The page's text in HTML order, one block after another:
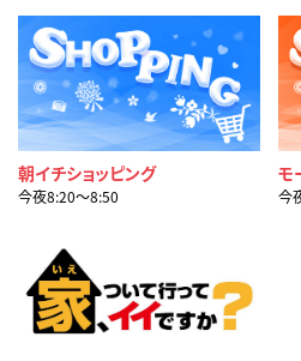
朝イチショッピング
今夜8:20〜8:50
モ
今